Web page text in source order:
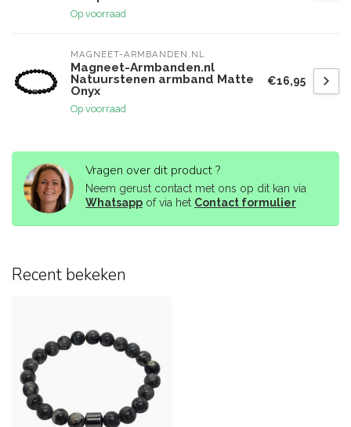
Op voorraad
MAGNEET-ARMBANDEN.NL
Magneet-Armbanden.nl
Natuurstenen armband Matte
Onyx
Op voorraad
€16,95
Vragen over dit product ?
Neem gerust contact met ons op dit kan via
Whatsapp of via het Contact formulier
Recent bekeken